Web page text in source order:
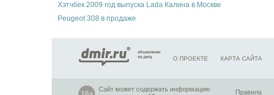
Хэтчбек 2009 год выпуска Lada Калина в Москве
Peugeot 308 в продаже
О ПРОЕКТЕ КАРТА САЙТА
Сайт может содержать информацию
Правила